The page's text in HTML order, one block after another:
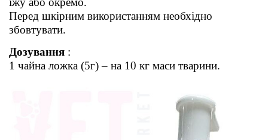
Перед шкірним використанням необхідно
збовтувати.
Дозування :
1 чайна ложка (5г) – на 10 кг маси тварини.